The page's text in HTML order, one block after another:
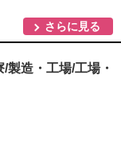
さらに見る
製造・工場/工場・